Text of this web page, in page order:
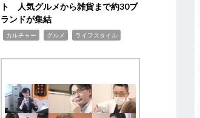
ト 人気グルメから雑貨まで約30ブ
ランドが集結
カルチャー グルメ ライフスタイル